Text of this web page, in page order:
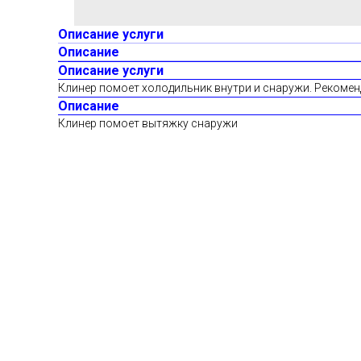
Описание услуги
Описание
Описание услуги
Клинер помоет холодильник внутри и снаружи.
Описание
Клинер помоет вытяжку снаружи